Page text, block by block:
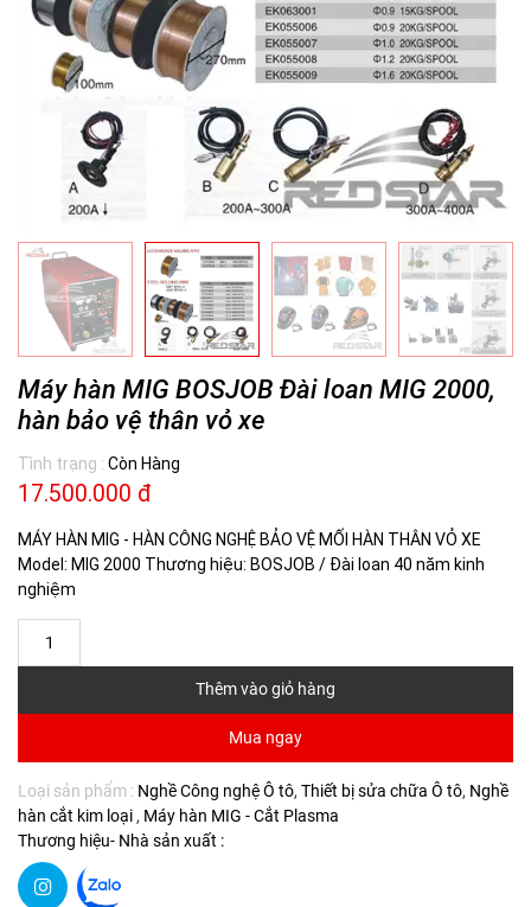
Máy hàn MIG BOSJOB Đài loan MIG 2000,
hàn bảo vệ thân vỏ xe
Tình trạng : Còn Hàng
17.500.000 đ
MÁY HÀN MIG - HÀN CÔNG NGHỆ BẢO VỆ MỐI HÀN THÂN VỎ XE
Model: MIG 2000 Thương hiệu: BOSJOB / Đài loan 40 năm kinh
nghiệm
Thêm vào giỏ hàng
Mua ngay
Loại sản phẩm : Nghề Công nghệ Ô tô Thiết bị sửa chữa Ô tô Nghề
hàn cắt kim loại
Máy hàn MIG - Cắt Plasma
Thương hiệu- Nhà sản xuất :